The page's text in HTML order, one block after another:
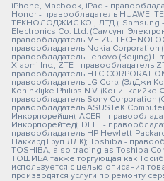
iPhone, Macbook, iPad -
Honor - правообладатель HUAWEI
ТЕКНОЛОДЖИС КО., ЛТД.); Samsung
Electronics Co. Ltd. (Самсунг
правообладатель MEIZU
правообладатель Nokia
правообладатель Lenovo (Beijing)
Xiaomi Inc.; ZTE - правообладатель
правообладатель HTC
правообладатель LG Corp. (ЭлДжи
Koninklijke Philips N.V. (Конинклийке
правообладатель Sony Corporation
правообладатель ASUSTeK
Инкорпорейшн); ACER -
Инкорпорейтед); DELL -
правообладатель HP Hewlett-
Паккард Груп ЛЛК); Toshiba -
TOSHIBA, also trading as Toshiba
ТОШИБА также торгующая как
используется с целью описания
производятся услуги по ремонту